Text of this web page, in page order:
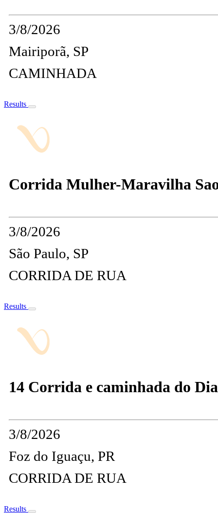
3/8/2026
Mairiporã, SP
CAMINHADA
Results
Corrida Mulher-Maravilha
3/8/2026
São Paulo, SP
CORRIDA DE RUA
Results
14 Corrida e caminhada do
3/8/2026
Foz do Iguaçu, PR
CORRIDA DE RUA
Results